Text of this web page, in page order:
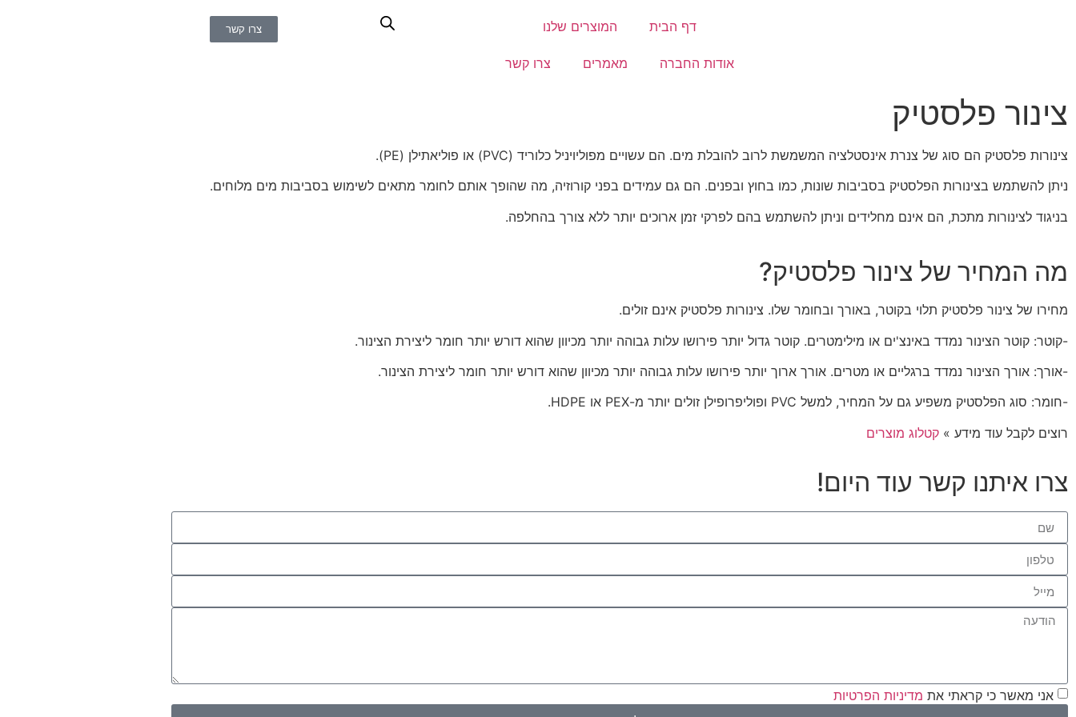
דף הבית המוצרים שלנו
אודות החברה מאמרים צרו קשר
צרו קשר
צינור פלסטיק
צינורות פלסטיק הם סוג של צנרת אינסטלציה המשמשת לרוב להובלת מים. הם עשויים מפוליויניל כלוריד (PVC) או פוליאתילן (PE).
ניתן להשתמש בצינורות הפלסטיק בסביבות שונות, כמו בחוץ ובפנים. הם גם עמידים בפני קורוזיה, מה שהופך אותם לחומר מתאים לשימוש בסביבות מים מלוחים.
בניגוד לצינורות מתכת, הם אינם מחלידים וניתן להשתמש בהם לפרקי זמן ארוכים יותר ללא צורך בהחלפה.
מה המחיר של צינור פלסטיק?
מחירו של צינור פלסטיק תלוי בקוטר, באורך ובחומר שלו. צינורות פלסטיק אינם זולים.
-קוטר: קוטר הצינור נמדד באינצ'ים או מילימטרים. קוטר גדול יותר פירושו עלות גבוהה יותר מכיוון שהוא דורש יותר חומר ליצירת הצינור.
-אורך: אורך הצינור נמדד ברגליים או מטרים. אורך ארוך יותר פירושו עלות גבוהה יותר מכיוון שהוא דורש יותר חומר ליצירת הצינור.
-חומר: סוג הפלסטיק משפיע גם על המחיר, למשל PVC ופוליפרופילן זולים יותר מ-PEX או HDPE.
רוצים לקבל עוד מידע » קטלוג מוצרים
צרו איתנו קשר עוד היום!
אני מאשר כי קראתי את מדיניות הפרטיות